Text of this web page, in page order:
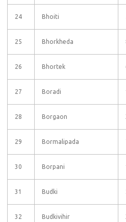
24 Bhoiti
25 Bhorkheda
26 Bhortek
27 Boradi
28 Borgaon
29 Bormalipada
30 Borpani
31 Budki
32 Budkivihir